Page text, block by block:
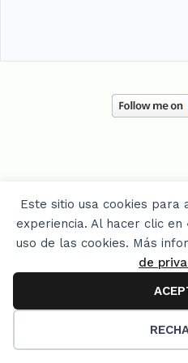
Este sitio usa cookies
experiencia. Al hacer clic
uso de las cookies. Más
de